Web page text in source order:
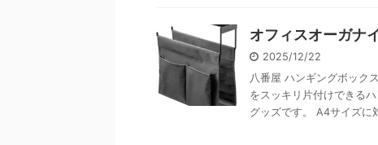
オフィスオーガナ
2025/12/22
八番屋 ハンギングボック
をスッキリ片付けできる
グッズです。 A4サイズに